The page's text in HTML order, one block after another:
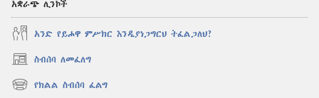
አቋራጭ ሊንኮች
አንድ የይሖዋ ምሥክር እንዲያነጋግርህ ትፈልጋለህ?
ስብሰባ ለመፈለግ
(አዲስ
ዊንዶው
ክፈት)
የክልል ስብሰባ ፈልግ
(አዲስ